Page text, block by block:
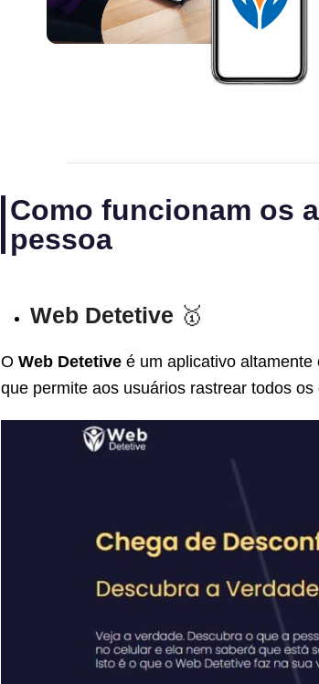
Como funcionam os
pessoa
Web Detetive 🥇
O Web Detetive é um aplicativo
que permite aos usuários rastrear todos